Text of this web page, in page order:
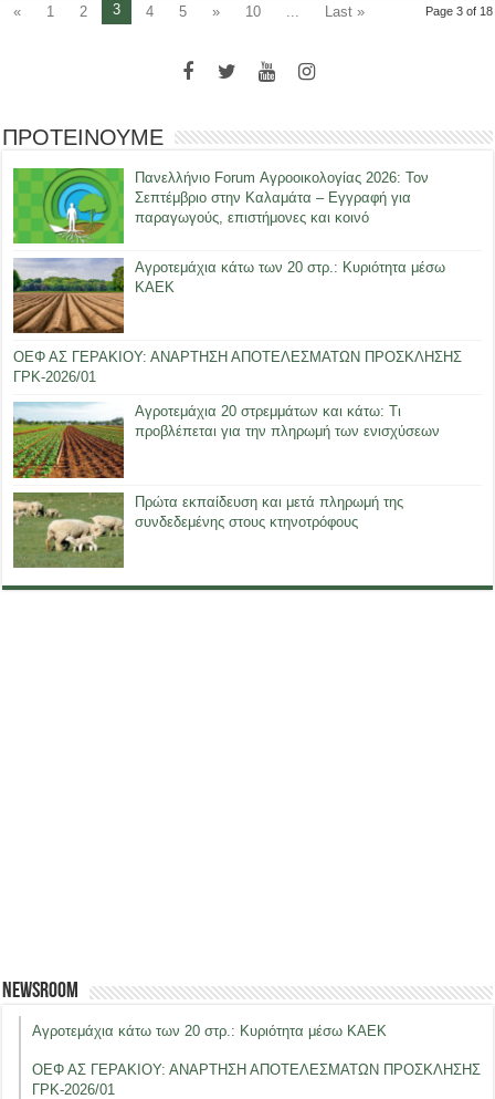
Page 3 of 18
« 1 2 3 4 5 » 10 ... Last »
ΠΡΟΤΕΙΝΟΥΜΕ
Πανελλήνιο Forum Αγροοικολογίας 2026: Τον
Σεπτέμβριο στην Καλαμάτα – Εγγραφή για
παραγωγούς, επιστήμονες και κοινό
Αγροτεμάχια κάτω των 20 στρ.: Κυριότητα μέσω
ΚΑΕΚ
ΟΕΦ ΑΣ ΓΕΡΑΚΙΟΥ: ΑΝΑΡΤΗΣΗ ΑΠΟΤΕΛΕΣΜΑΤΩΝ ΠΡΟΣΚΛΗΣΗΣ
ΓΡΚ-2026/01
Αγροτεμάχια 20 στρεμμάτων και κάτω: Τι
προβλέπεται για την πληρωμή των ενισχύσεων
Πρώτα εκπαίδευση και μετά πληρωμή της
συνδεδεμένης στους κτηνοτρόφους
Newsroom
Αγροτεμάχια κάτω των 20 στρ.: Κυριότητα μέσω ΚΑΕΚ
ΟΕΦ ΑΣ ΓΕΡΑΚΙΟΥ: ΑΝΑΡΤΗΣΗ ΑΠΟΤΕΛΕΣΜΑΤΩΝ ΠΡΟΣΚΛΗΣΗΣ
ΓΡΚ-2026/01